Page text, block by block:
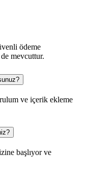
ödeme
mevcuttur.
ve içerik ekleme
başlıyor ve